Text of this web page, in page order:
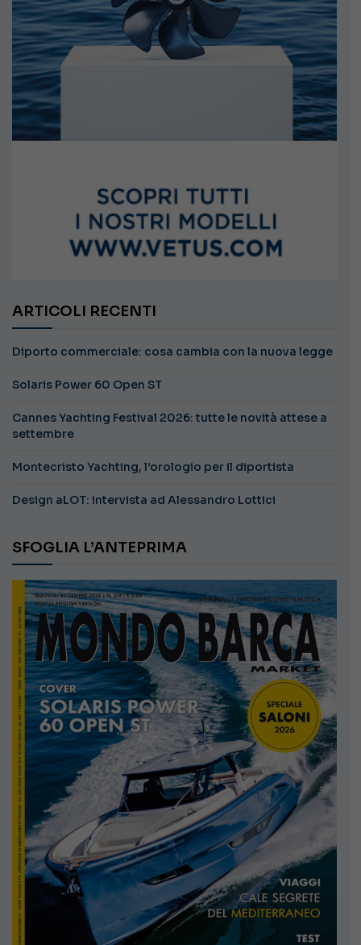
ARTICOLI RECENTI
Diporto commerciale: cosa cambia con la nuova legge
Solaris Power 60 Open ST
Cannes Yachting Festival 2026: tutte le novità attese a
settembre
Montecristo Yachting, l’orologio per il diportista
Design aLOT: intervista ad Alessandro Lottici
SFOGLIA L’ANTEPRIMA